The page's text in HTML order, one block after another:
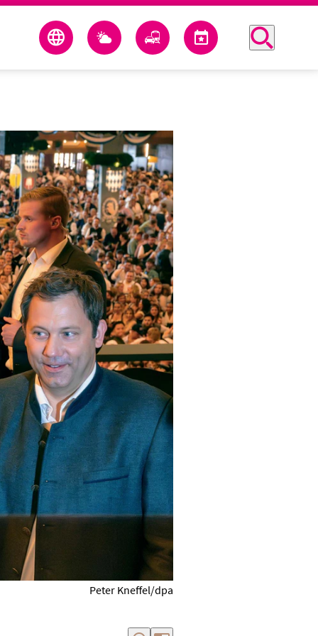
Peter Kneffel/dpa